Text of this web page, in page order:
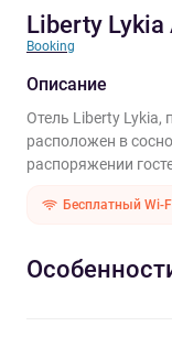
Liberty Lykia
Booking
Описание
Отель Liberty Lykia,
расположен в
распоряжении
Бесплатный Wi-